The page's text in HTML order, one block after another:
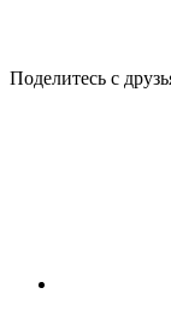
Поделитесь с